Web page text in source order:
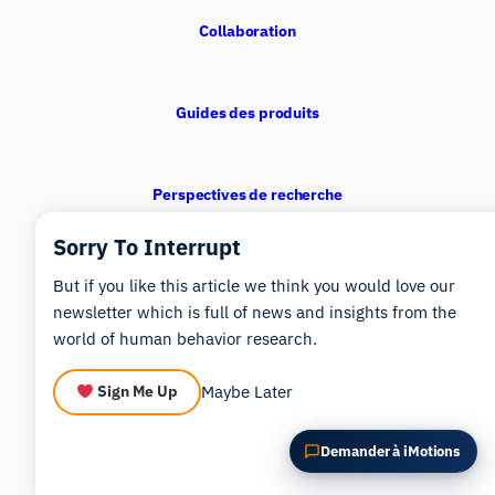
Collaboration
Guides des produits
Perspectives de recherche
Principes fondamentaux de la recherche
Demander à iMotions
Sorry To Interrupt
But if you like this article we think you would love our
newsletter which is full of news and insights from the
world of human behavior research.
Sign Me Up Maybe Later